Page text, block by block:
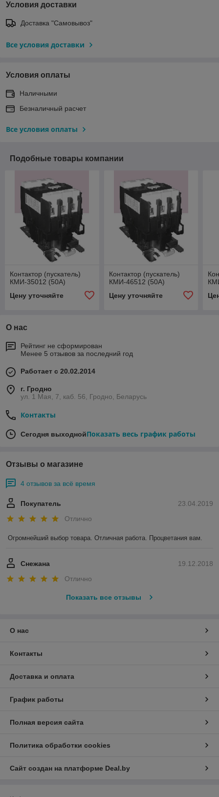
Условия доставки
Доставка "Самовывоз"
Все условия доставки
Условия оплаты
Наличными
Безналичный расчет
Все условия оплаты
Подобные товары компании
Контактор (пускатель)
КМИ-35012 (50А)
Цену уточняйте
Контактор (пускатель)
КМИ-46512 (50А)
Цену уточняйте
О нас
Рейтинг не сформирован
Менее 5 отзывов за последний год
Работает с 20.02.2014
г. Гродно
ул. 1 Мая, 7, каб. 56, Гродно, Беларусь
Контакты
Сегодня выходнойПоказать весь график работы
Отзывы о магазине
4 отзывов за всё время
23.04.2019
Покупатель
Отлично
Огромнейший выбор товара. Отличная работа. Процветания вам.
19.12.2018
Снежана
Отлично
Показать все отзывы
О нас
Контакты
Доставка и оплата
График работы
Полная версия сайта
Политика обработки cookies
Сайт создан на платформе Deal.by